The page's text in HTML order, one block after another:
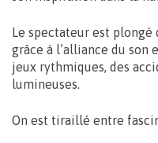
Le spectateur est plongé
grâce à l’alliance du son
jeux rythmiques, des
lumineuses.
On est tiraillé entre